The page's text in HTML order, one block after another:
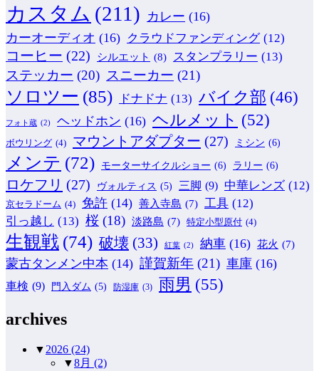
カスタム (211) カレー (16)
カーオーディオ (16) クラウドファンディング (12)
コーヒー (22) シルエット (8) スタンプラリー (13)
ステッカー (20) スニーカー (21)
ソロツー (85) ドナドナ (13) バイク部 (46)
フォト蔵 (2) ヘッドホン (16) ヘルメット (52)
ボウリング (4) マウントアダプター (27) ミシン (6)
メンテ (72) モーターサイクルショー (6) ラリー (6)
ロケフリ (27) ヴォルティス (5) 三脚 (9) 中華レンズ (12)
京セラドーム (4) 免許 (14) 善入寺島 (7) 工具 (12)
引っ越し (13) 桜 (18) 淡路島 (7) 特定小型原付 (4)
生観戦 (74) 破壊 (33) 紅葉 (2) 納車 (16) 花火 (7)
蒙古タンメン中本 (14) 謹賀新年 (21) 車庫 (16)
車検 (9) 門入ダム (5) 防湿庫 (3) 雨男 (55)
archives
▼ 2026 (24)
▼8月 (2)